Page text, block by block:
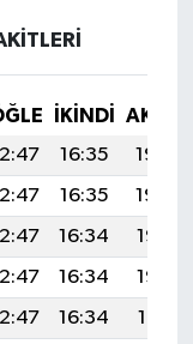
İKINDI
16:35
19:54
16:35
19:54
16:34
19:53
16:34
19:52
16:34
19:51